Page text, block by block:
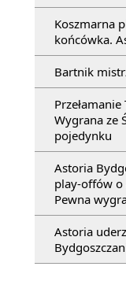
Koszmarna
końcówka.
Bartnik
Wygrana ze
pojedynku
Astoria
play-offów o
Pewna
Astoria